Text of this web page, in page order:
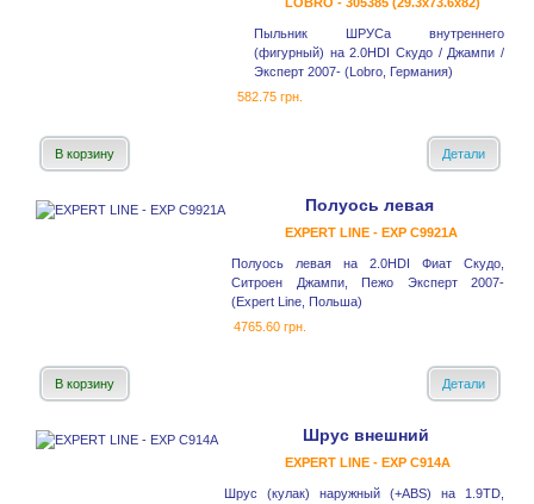
Пыльник ШРУСа внутреннего
(фигурный) на 2.0HDI Скудо / Джампи /
Эксперт 2007- (Lobro, Германия)
582.75 грн.
В корзину Детали
Полуось левая
EXPERT LINE - EXP C9921A
Полуось левая на 2.0HDI Фиат Скудо,
Ситроен Джампи, Пежо Эксперт 2007-
(Expert Line, Польша)
4765.60 грн.
В корзину Детали
Шрус внешний
EXPERT LINE - EXP C914A
Шрус (кулак) наружный (+ABS) на 1.9TD,